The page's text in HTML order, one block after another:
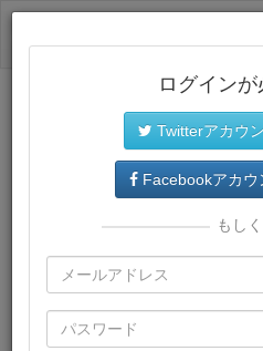
プレミアム会員では、教材がダ
再生環境が提供されます。
ログイン
Twitterアカウ
Facebookアカウ
もし